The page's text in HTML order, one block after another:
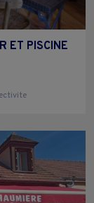
ET PISCINE